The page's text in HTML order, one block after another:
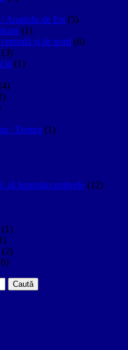
Anadolu de Est (5)
(1)
și de nord (6)
(3)
(1)
/ Demre (1)
să luminăm umbrele (12)
(1)
(2)